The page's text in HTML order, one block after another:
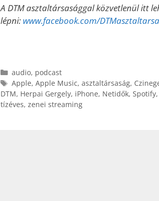
A DTM asztaltársasággal közvetlenül itt
lépni: www.facebook.com/
Kategória
audio, podcast
Címkék
Apple, Apple Music, asztaltársaság,
DTM, Herpai Gergely, iPhone, Netidők, Spotify,
tízéves, zenei streaming